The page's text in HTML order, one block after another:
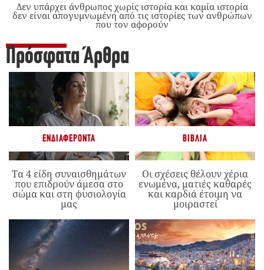
Δεν υπάρχει άνθρωπος χωρίς ιστορία και καμία ιστορία
δεν είναι απογυμνωμένη από τις ιστορίες των ανθρώπων
που τον αφορούν
Πρόσφατα Άρθρα
ΕΝΔΙΑΦΈΡΟΝΤΑ
Τα 4 είδη συναισθημάτων
που επιδρούν άμεσα στο
σώμα και στη φυσιολογία
μας
ΒΙΒΛΊΑ
Οι σχέσεις θέλουν χέρια
ενωμένα, ματιές καθαρές
και καρδιά έτοιμη να
μοιραστεί